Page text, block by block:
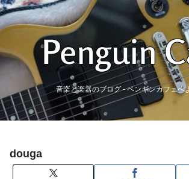
音楽と楽器のブログ - ペンギンカフェへ
douga